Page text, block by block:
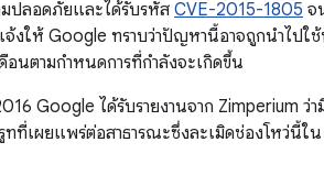
มปลอดภัยและได้รับรหัส CVE-2015-1805 จ
งให้ Google ทราบว่าปัญหานี้อาจถูกนำไป
อนตามกำหนดการที่กำลังจะเกิดขึ้น
Google ได้รับรายงานจาก Zimperium
ทที่เผยแพร่ต่อสาธารณะซึ่งละเมิดช่องโหว่นี้